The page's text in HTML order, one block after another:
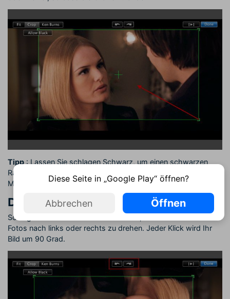
Tipp : Lassen Sie schlagen Schwarz, um einen schwarzen
Rahmen um Ihre Fotos immer noch aufrecht erhalten kann.
Mit dieser Funktion galt nur für Standbilder.
Drehen von Fotos und Videos in iMovie
Schlagen Sie das Drehen-Schaltfläche, um Ihre Videos und
Fotos nach links oder rechts zu drehen. Jeder Klick wird Ihr
Bild um 90 Grad.
Diese Seite in „Google Play“ öffnen?
Abbrechen Öffnen